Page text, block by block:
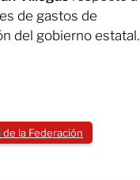
de gastos de
del gobierno estatal.
la Federación